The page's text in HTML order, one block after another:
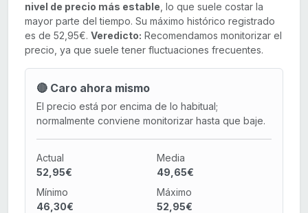
nivel de precio más estable , lo que suele costar la
mayor parte del tiempo. Su máximo histórico registrado
es de 52,95€. Veredicto: Recomendamos monitorizar el
precio, ya que suele tener fluctuaciones frecuentes.
🔴 Caro ahora mismo
El precio está por encima de lo habitual;
normalmente conviene monitorizar hasta que baje.
Actual
52,95€
Media
49,65€
Mínimo
46,30€
Máximo
52,95€